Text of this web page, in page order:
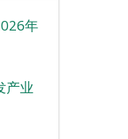
年
产业